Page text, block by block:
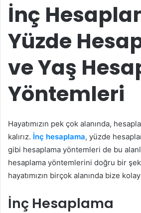
İnç
Yüzde
ve Yaş
Yöntemleri
Hayatımızın pek çok alanında,
kalırız. İnç hesaplama, yüzde
gibi hesaplama yöntemleri de bu
hesaplama yöntemlerini doğru bir
hayatımızın birçok alanında bize
İnç Hesaplama